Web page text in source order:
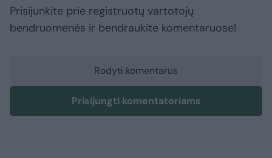
Prisijunkite prie registruotų vartotojų
bendruomenės ir bendraukite komentaruose!
Rodyti komentarus
Prisijungti komentatoriams